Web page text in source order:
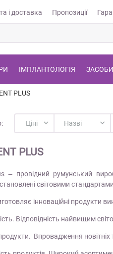
і доставка Пропозиції
ІМПЛАНТОЛОГІЯ
PLUS
PLUS
– провідний румунський
світовими стандартами
інноваційні продукти
Відповідність найвищим
Впровадження новітніх